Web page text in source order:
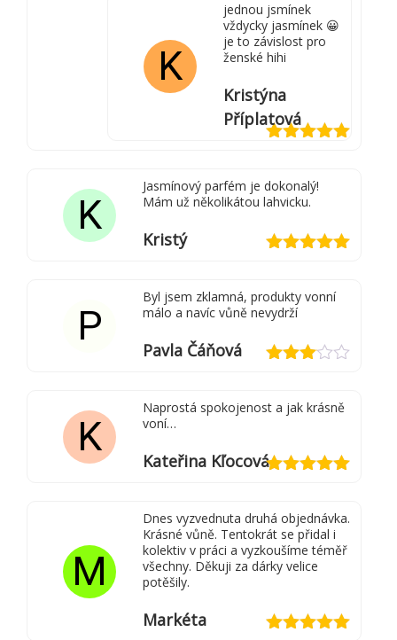
K
jednou jsmínek
vždycky jasmínek 😀
je to závislost pro
ženské hihi
Kristýna
Příplatová
K
Jasmínový parfém je dokonalý!
Mám už několikátou lahvicku.
Kristý
P
Byl jsem zklamná, produkty vonní
málo a navíc vůně nevydrží
Pavla Čáňová
K
Naprostá spokojenost a jak krásně
voní…
Kateřina Kľocová
M
Dnes vyzvednuta druhá objednávka.
Krásné vůně. Tentokrát se přidal i
kolektiv v práci a vyzkoušíme téměř
všechny. Děkuji za dárky velice
potěšily.
Markéta